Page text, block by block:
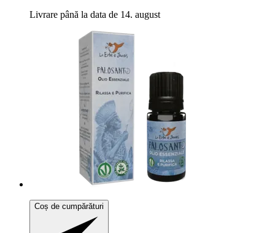
Livrare până la data de 14. august
Coș de cumpărături